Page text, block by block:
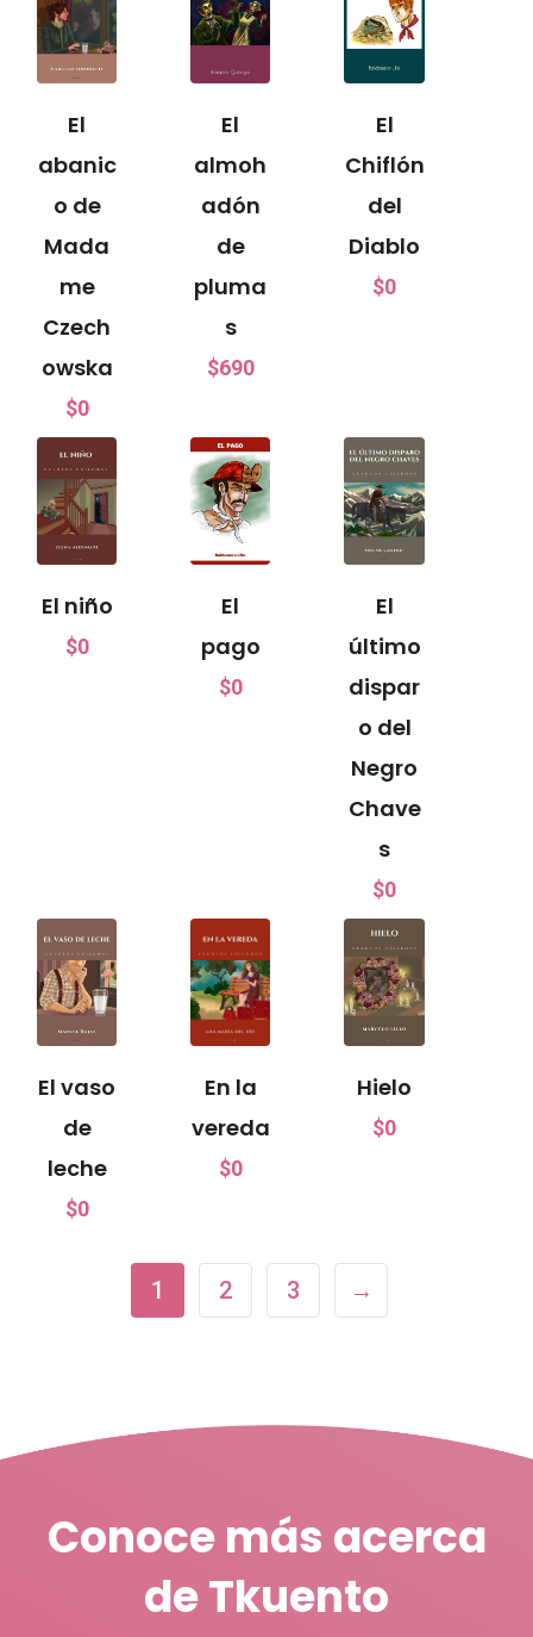
El
abanic
o de
Mada
me
Czech
owska
$0
El
almoh
adón
de
pluma
s
$690
El
Chiflón
del
Diablo
$0
El niño
$0
El
pago
$0
El
último
dispar
o del
Negro
Chave
s
$0
El vaso
de
leche
$0
En la
vereda
$0
Hielo
$0
1 2 3 →
Conoce más acerca
de Tkuento